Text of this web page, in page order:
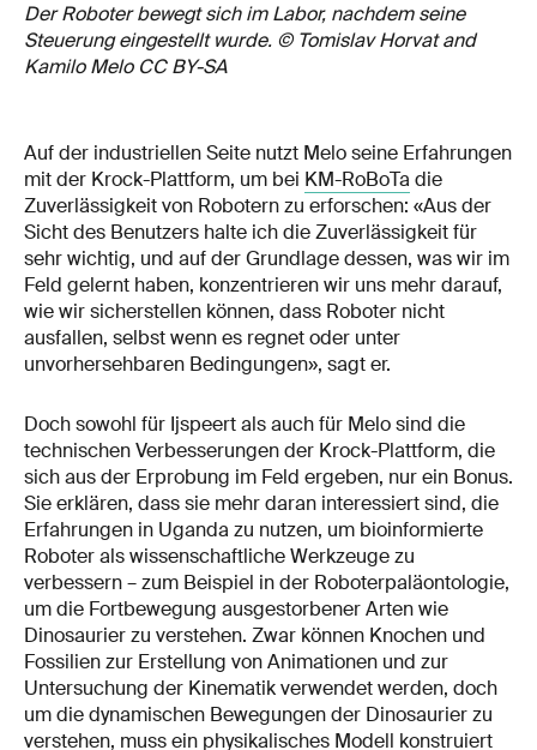
Der Roboter bewegt sich im Labor, nachdem seine
Steuerung eingestellt wurde. © Tomislav Horvat and
Kamilo Melo CC BY-SA
Auf der industriellen Seite nutzt Melo seine Erfahrungen
mit der Krock-Plattform, um bei KM-RoBoTa die
Zuverlässigkeit von Robotern zu erforschen: «Aus der
Sicht des Benutzers halte ich die Zuverlässigkeit für
sehr wichtig, und auf der Grundlage dessen, was wir im
Feld gelernt haben, konzentrieren wir uns mehr darauf,
wie wir sicherstellen können, dass Roboter nicht
ausfallen, selbst wenn es regnet oder unter
unvorhersehbaren Bedingungen», sagt er.
Doch sowohl für Ijspeert als auch für Melo sind die
technischen Verbesserungen der Krock-Plattform, die
sich aus der Erprobung im Feld ergeben, nur ein Bonus.
Sie erklären, dass sie mehr daran interessiert sind, die
Erfahrungen in Uganda zu nutzen, um bioinformierte
Roboter als wissenschaftliche Werkzeuge zu
verbessern – zum Beispiel in der Roboterpaläontologie,
um die Fortbewegung ausgestorbener Arten wie
Dinosaurier zu verstehen. Zwar können Knochen und
Fossilien zur Erstellung von Animationen und zur
Untersuchung der Kinematik verwendet werden, doch
um die dynamischen Bewegungen der Dinosaurier zu
verstehen, muss ein physikalisches Modell konstruiert